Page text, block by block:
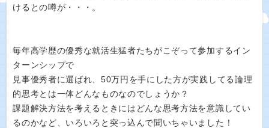
けるとの噂が・・・。
毎年高学歴の優秀な就活生猛者たちがこぞって参加するイン
ターンシップで
見事優秀者に選ばれ、50万円を手にした方が実践してる論理
的思考とは一体どんなものなのでしょうか？
課題解決方法を考えるときにはどんな思考方法を意識してい
るのかなど、いろいろと突っ込んで聞いちゃいました！